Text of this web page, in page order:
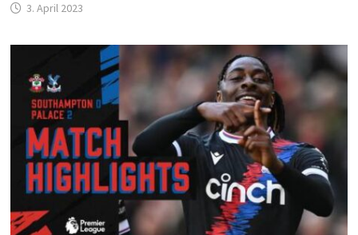
3. April 2023